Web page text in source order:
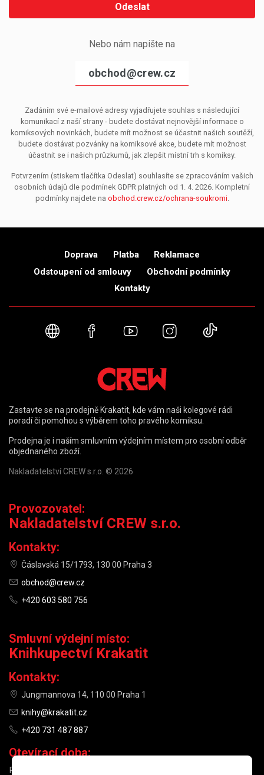
Odeslat
Nebo nám napište na
obchod@crew.cz
Zadáním své e-mailové adresy vyjadřujete souhlas s následující
komunikací z naší strany - budete dostávat nejnovější informace o
komiksových novinkách, budete mít možnost se účastnit našich soutěží,
budete dostávat pozvánky na komiksové akce, budete mít možnost
účastnit se i našich průzkumů, jak zlepšit místní trh s komiksy.
Potvrzením (stiskem tlačítka Odeslat) souhlasíte se zpracováním vašich
osobních údajů dle podmínek GDPR platných od 1. 4. 2026. Kompletní
podmínky najdete na obchod.crew.cz/ochrana-soukromi.
Doprava Platba
Reklamace
Odstoupení od smlouvy
Obchodní podmínky
Kontakty
Webové stránky
FacebookYouTubeInstagram
Zastavte se na prodejně Krakatit, kde vám naši kolegové rádi
poradí či pomohou s výběrem toho pravého komiksu.
Prodejna je i naším smluvním výdejním místem pro osobní odběr
objednaného zboží.
Nakladatelství CREW s.r.o. © 2026
Provozovatel:
Nakladatelství CREW s.r.o.
Kontakty:
Čáslavská 15/1793, 130 00 Praha 3
obchod@crew.cz
+420 603 580 756
Smluvní výdejní místo:
Knihkupectví Krakatit
Kontakty:
Jungmannova 14, 110 00 Praha 1
knihy@krakatit.cz
+420 731 487 887
Otevírací doba:
PO–PÁ